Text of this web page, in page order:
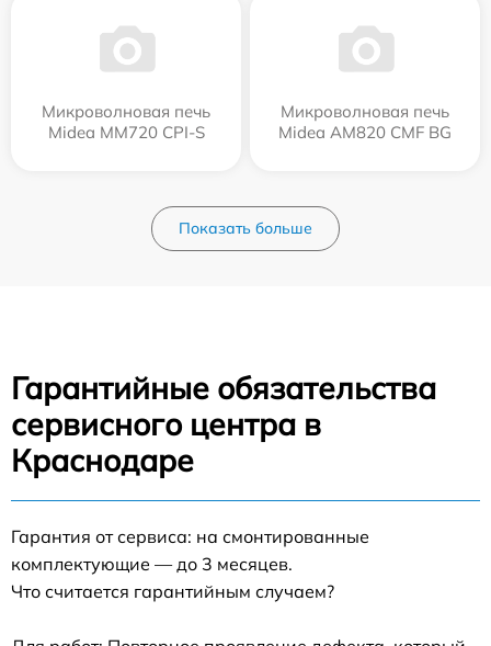
Микроволновая печь
Midea MM720 CPI-S
Микроволновая печь
Midea AM820 CMF BG
Показать больше
Гарантийные обязательства
сервисного центра в
Краснодаре
Гарантия от сервиса: на смонтированные
комплектующие — до 3 месяцев.
Что считается гарантийным случаем?